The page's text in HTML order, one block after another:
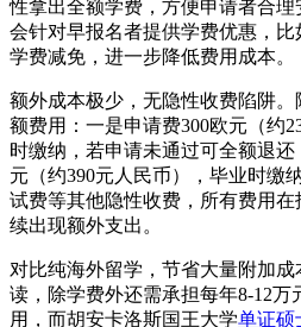
性拿出全额学费，方便申请者合
会针对早报名者提供学费优惠，
学费减免，进一步降低费用成本。
额外成本极少，无隐性收费陷阱
额费用：一是申请费300欧元（约
时缴纳，若申请未通过可全额退
元（约390元人民币），毕业时缴
试费等其他隐性收费，所有费用
续出现额外支出。
对比纯海外留学，节省大量附加
读，除学费外还需承担每年8-12
用，而胡安卡洛斯国王大学单证硕